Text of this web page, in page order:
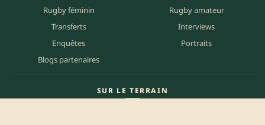
Rugby féminin
Rugby amateur
Transferts
Interviews
Enquêtes
Portraits
Blogs partenaires
SUR LE TERRAIN